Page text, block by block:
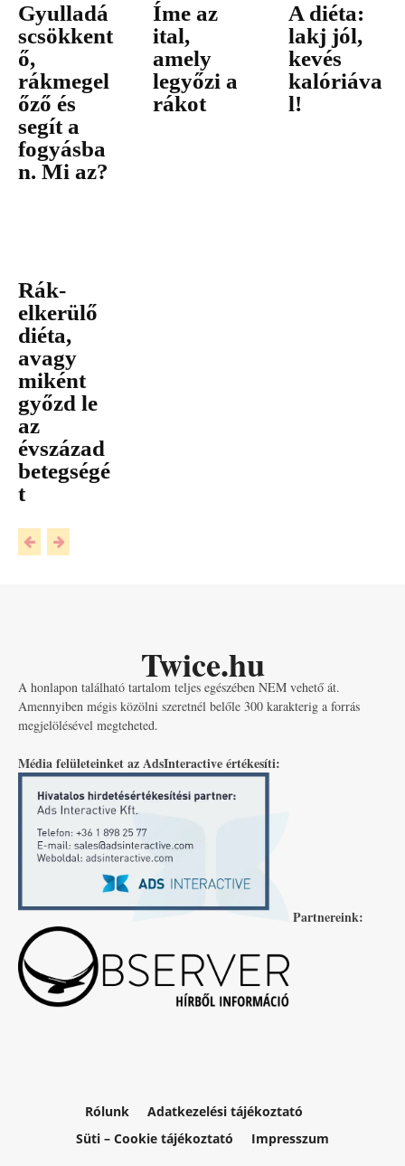
Gyulladá
scsökkent
ő,
rákmegel
őző és
segít a
fogyásba
n. Mi az?
Íme az
ital,
amely
legyőzi a
rákot
A diéta:
lakj jól,
kevés
kalóriáva
l!
Rák-
elkerülő
diéta,
avagy
miként
győzd le
az
évszázad
betegségé
t
Twice.hu
A honlapon található tartalom teljes egészében NEM vehető át.
Amennyiben mégis közölni szeretnél belőle 300 karakterig a forrás
megjelölésével megteheted.
Média felületeinket az AdsInteractive értékesíti:
Partnereink:
Rólunk
Adatkezelési tájékoztató
Süti – Cookie tájékoztató
Impresszum